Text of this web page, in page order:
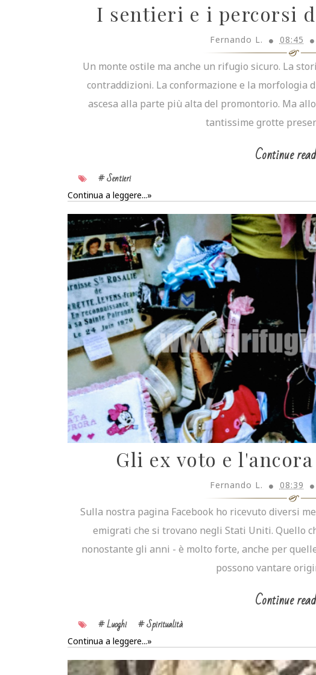
I sentieri e i percorsi
Fernando L. 08:45
Un monte ostile ma anche un rifugio sicuro. La
contraddizioni. La conformazione e la morfologia
ascesa alla parte più alta del promontorio. Ma
tantissime grotte
Continue
# Sentieri
Continua a leggere...»
Gli ex voto e
Fernando L. 08:39
Sulla nostra pagina Facebook ho ricevuto diversi
emigrati che si trovano negli Stati Uniti. Quello
nonostante gli anni - è molto forte, anche per
possono vantare
Continue
# Luoghi # Spiritualità
Continua a leggere...»